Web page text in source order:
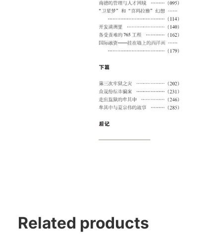
Related products